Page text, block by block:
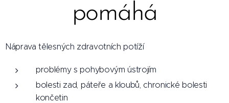
pomáhá
Náprava tělesných zdravotních potíží
problémy s pohybovým ústrojím
bolesti zad, páteře a kloubů, chronické bolesti
končetin